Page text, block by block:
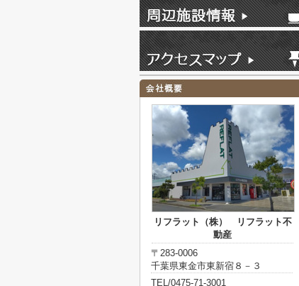
リフラット（株） リフラット不
動産
〒283-0006
千葉県東金市東新宿８－３
TEL/0475-71-3001